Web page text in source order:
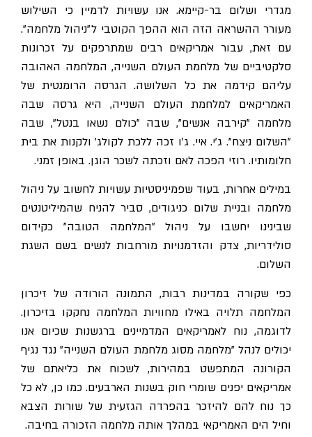
מגדרי ושלום בר-קיימא. אנו עשויות לדמיין כי השילוש
מעורר ההשראה הזה הוא ההפך הקוטבי ל״ניהול מלחמה״.
עם זאת, עבור אמריקאים רבים שמתרפקים על זכרונות
סלקטיביים של מלחמת העולם השנייה, המלחמה האהובה
עליהם קידמה את כל השלושה. הגרסה הרומנטית של
האמריקאים למלחמת העולם השנייה, היא גרסה שבה
מלחמה "קירבה אנשים", שבה "כולם נשאו בנטל", שבה
"השלום ניצח". ג'י. איי. ג'ו זכה ללכת לקולג' ולקנות את בית
חלומותיו. רוזי הפכה לאם וזכתה לשכר הוגן. באופן זמני.
במילים אחרות, בעוד שפמיניסטיות עשויות לחשוב על ניהול
מלחמה ובניית שלום כניגודים, סביר להניח שהמיליטנטים
שבינינו יחשבו על ניהול "המלחמה הטובה" כקידום
סולידריות, צדק והזדמנויות מורחבות לנשים בשם השגת
השלום.
כפי שקורה במדינות רבות, התמונה הורודה של זיכרון
המלחמה תלויה באילו מחוויות המלחמה נחקקו בזיכרון.
לדוגמה, נוח לאמריקאים המדמיינים ברגשנות שכיום אנו
יכולים לנהל "מלחמה מסוג מלחמת העולם השנייה" נגד נגיף
הקורונה המתפשט במהירות, לשכוח את כליאתם של
אמריקאים יפנים שומרי חוק בשנות הארבעים. כמו כן, לא כל
כך נוח להם להיזכר בהפרדה הגזעית של שורות הצבא
וחיל הים האמריקאי במהלך אותה מלחמה הזכורה בחיבה.